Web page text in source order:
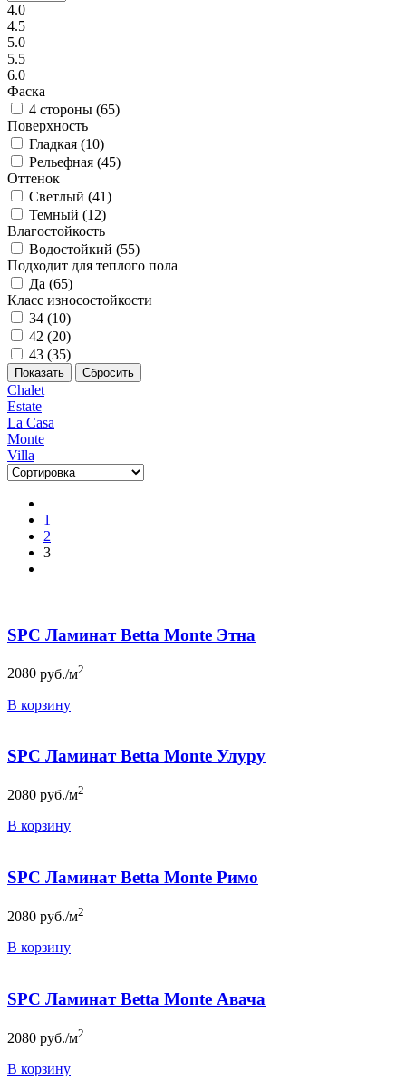
4.0
4.5
5.0
5.5
6.0
Фаска
4 стороны (65)
Поверхность
Гладкая (10)
Рельефная (45)
Оттенок
Светлый (41)
Темный (12)
Влагостойкость
Водостойкий (55)
Подходит для теплого пола
Да (65)
Класс износостойкости
34 (10)
42 (20)
43 (35)
Chalet
Estate
La Casa
Monte
Villa
1
2
3
SPC Ламинат Betta Monte Этна
2080 руб./м2
В корзину
SPC Ламинат Betta Monte Улуру
2080 руб./м2
В корзину
SPC Ламинат Betta Monte Римо
2080 руб./м2
В корзину
SPC Ламинат Betta Monte Авача
2080 руб./м2
В корзину